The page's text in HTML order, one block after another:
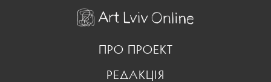
ПРО ПРОЕКТ
РЕДАКЦІЯ